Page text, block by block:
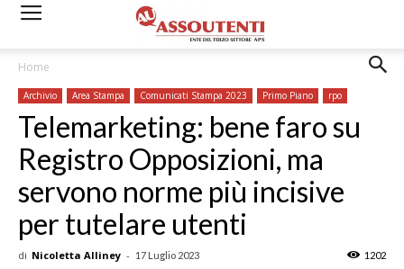
Home
Archivio Area Stampa Comunicati Stampa 2023 Primo Piano rpo
Telemarketing: bene faro su
Registro Opposizioni, ma
servono norme più incisive
per tutelare utenti
di Nicoletta Alliney - 17 Luglio 2023 1202